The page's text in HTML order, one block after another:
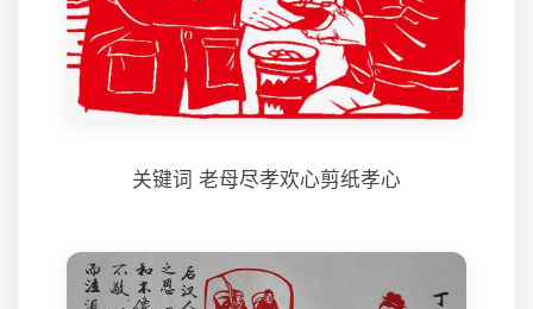
关键词 老母尽孝欢心剪纸孝心